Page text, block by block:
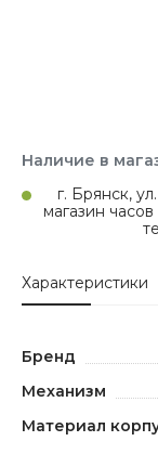
Наличие в
г. Брянск,
магазин
Характеристики
Бренд
Механизм
Материал